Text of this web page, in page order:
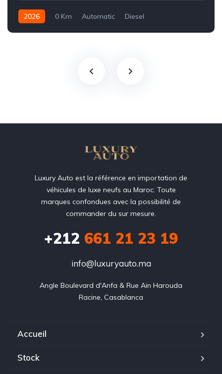
2026 0 Km Automatic Diesel
Luxury Auto est la référence en importation de
véhicules de luxe neufs au Maroc. Toute
marques confondues avec la possibilité de
commander du sur mesure.
+212 ‭661 21 23 19‬
info@luxuryauto.ma
Angle Boulevard d'Anfa & Rue Ain Harouda
Racine, Casablanca
Accueil
Stock